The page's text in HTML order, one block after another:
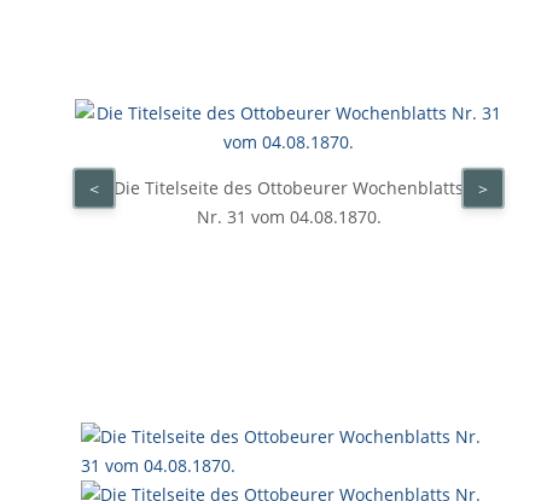
Die Titelseite des Ottobeurer Wochenblatts
Nr. 31 vom 04.08.1870.
< >